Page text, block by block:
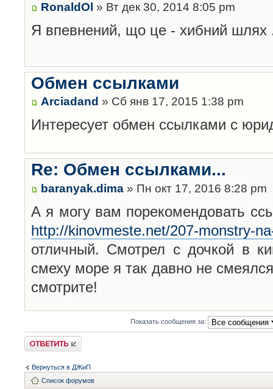
RonaldOl » Вт дек 30, 2014 8:05 pm
Я впевнений, що це - хибний шлях
Обмен ссылками
Arciadand » Сб янв 17, 2015 1:38 pm
Интересует обмен ссылками с
Re: Обмен ссылками...
baranyak.dima » Пн окт 17, 2016 8:28 pm
А я могу вам порекомендовать
http://kinovmeste.net/207-monstry-
отличный. Смотрел с дочкой в
смеху море я так давно не
смотрите!
Показать сообщения за:
Ответить
Вернуться в ДЖиП
Список форумов